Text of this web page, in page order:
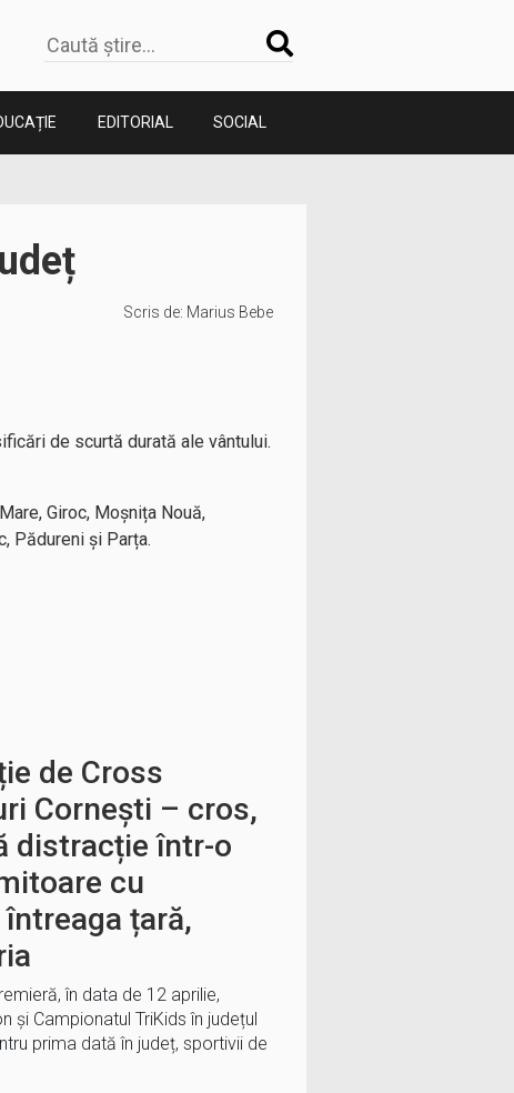
EDITORIAL SOCIAL
Scris de: Marius Bebe
de scurtă durată ale vântului.
Giroc, Moșnița Nouă,
Pădureni și Parța.
de Cross
Cornești – cros,
distracție într-o
cu
țară,
în data de 12 aprilie,
și Campionatul TriKids în județul
prima dată în județ, sportivii de